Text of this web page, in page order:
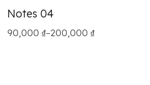
Notes 04
90,000 ₫–200,000 ₫
Khoảng giá: từ 90,000 ₫ đến